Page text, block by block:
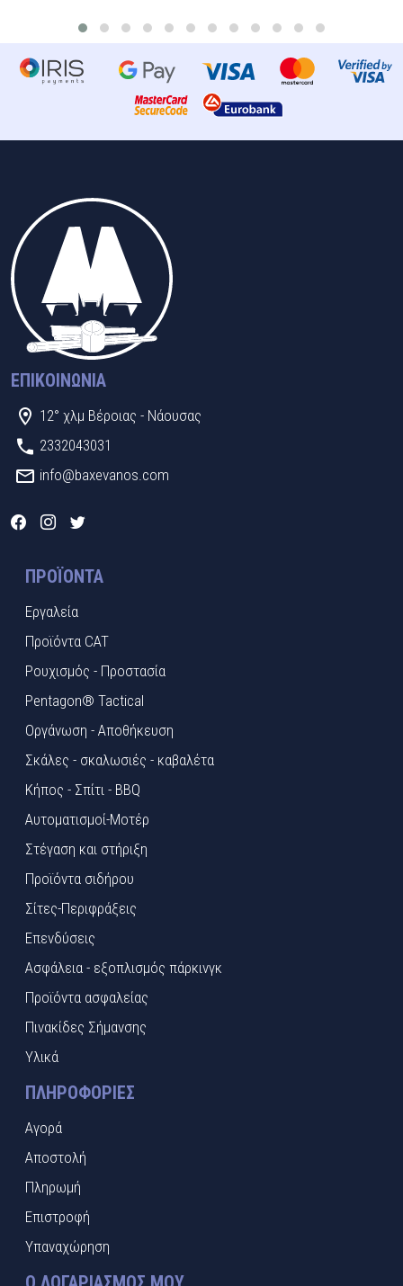
ΕΠΙΚΟΙΝΩΝΊΑ
12° χλμ Βέροιας - Νάουσας
2332043031
info@baxevanos.com
ΠΡΟΪΌΝΤΑ
Εργαλεία
Προϊόντα CAT
Ρουχισμός - Προστασία
Pentagon® Tactical
Οργάνωση - Αποθήκευση
Σκάλες - σκαλωσιές - καβαλέτα
Κήπος - Σπίτι - BBQ
Αυτοματισμοί-Μοτέρ
Στέγαση και στήριξη
Προϊόντα σιδήρου
Σίτες-Περιφράξεις
Επενδύσεις
Ασφάλεια - εξοπλισμός πάρκινγκ
Προϊόντα ασφαλείας
Πινακίδες Σήμανσης
Υλικά
ΠΛΗΡΟΦΟΡΊΕΣ
Αγορά
Αποστολή
Πληρωμή
Επιστροφή
Υπαναχώρηση